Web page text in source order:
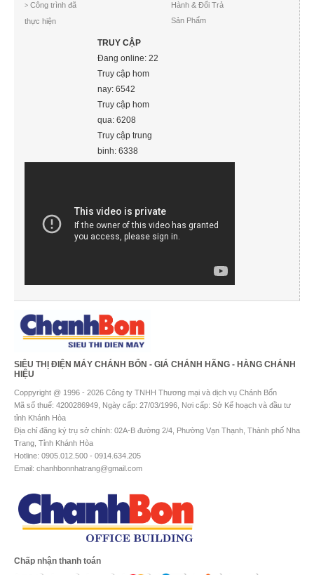
> Công trình đã
thực hiện
Hành & Đổi Trả
Sản Phẩm
TRUY CẬP
Đang online: 22
Truy cập hom
nay: 6542
Truy cập hom
qua: 6208
Truy cập trung
binh: 6338
SIÊU THỊ ĐIỆN MÁY CHÁNH BỔN - GIÁ CHÁNH HÃNG - HÀNG CHÁNH
HIỆU
Coppyright @ 1996 - 2026 Công ty TNHH Thương mại và dịch vụ Chánh Bổn
Mã số thuế: 4200286949, Ngày cấp: 27/03/1996, Nơi cấp: Sở Kế hoạch và đầu tư
tỉnh Khánh Hòa
Địa chỉ đăng ký trụ sở chính: 02A-B đường 2/4, Phường Vạn Thạnh, Thành phố Nha
Trang, Tỉnh Khánh Hòa
Hotline: 0905.012.500 - 0914.634.205
Email: chanhbonnhatrang@gmail.com
Chấp nhận thanh toán